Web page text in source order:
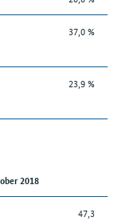
37,0 %
23,9 %
2018
47,3